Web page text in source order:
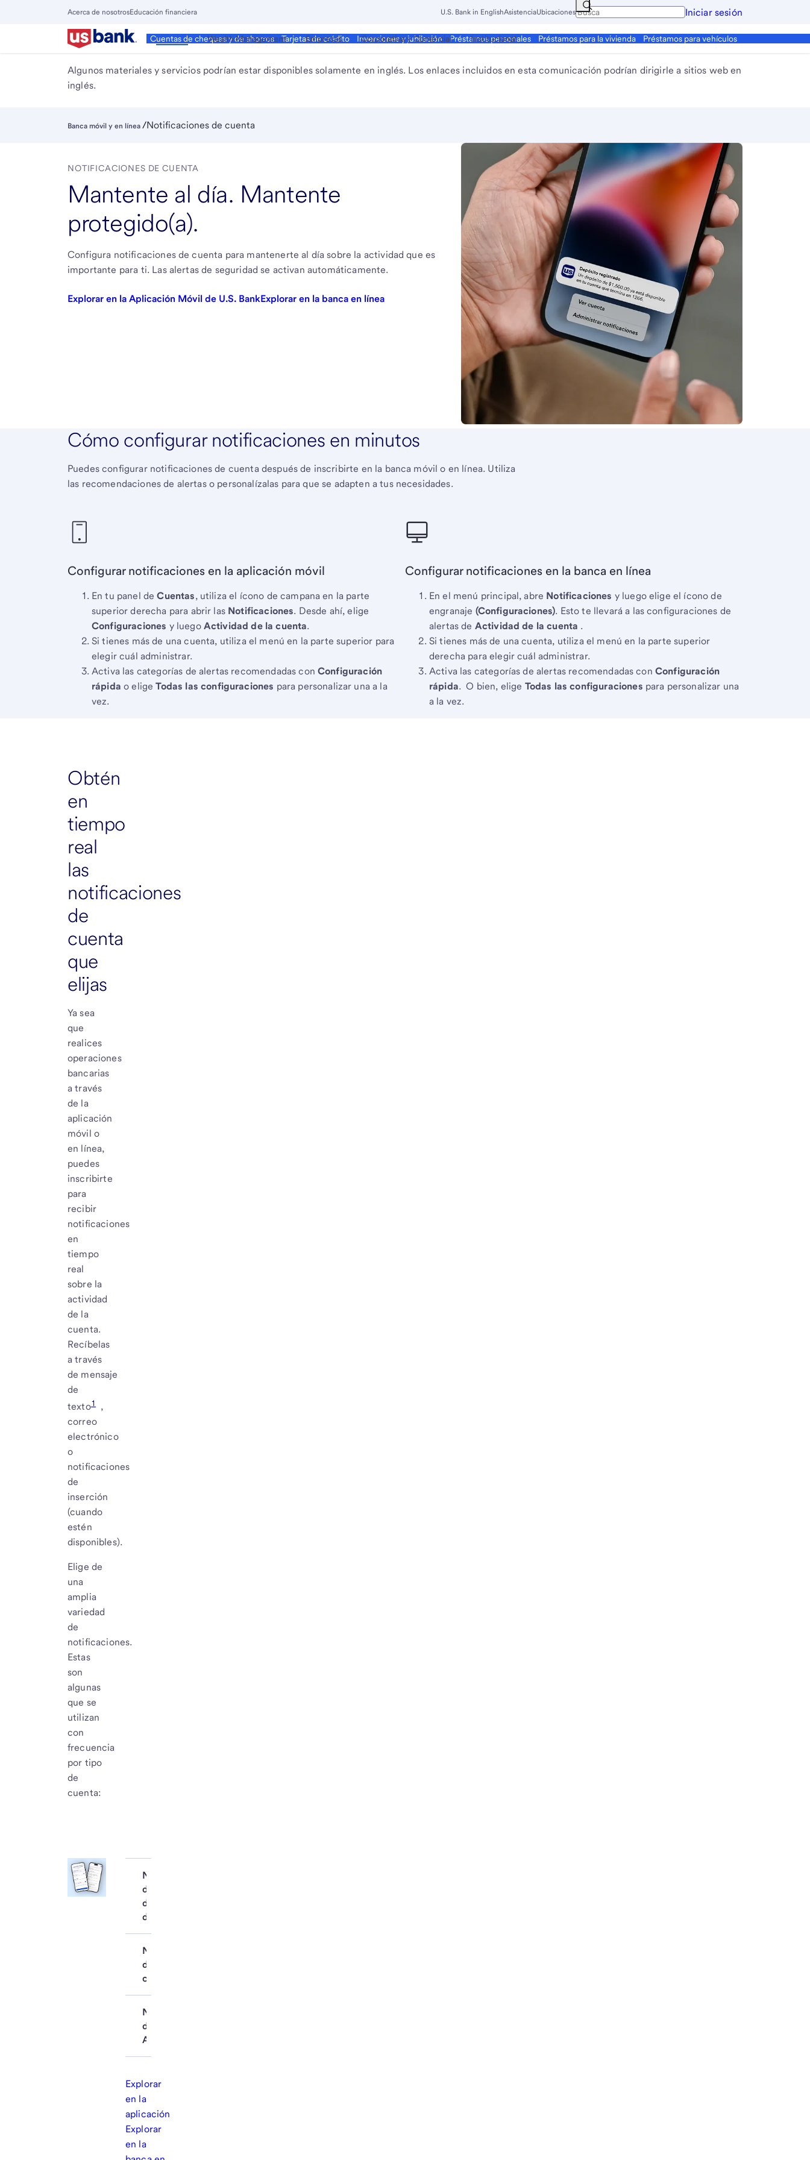
Acerca de nosotrosEducación financiera U.S. Bank in EnglishAsistenciaUbicaciones Iniciar sesión
Personal
Cuentas de cheques y de ahorros Tarjetas de crédito Inversiones y jubilación Préstamos personales Préstamos para la vivienda Préstamos para vehículos
Wealth Management Empresas Corporativa y Comercial Institucional
Cierra
Menú
Principal
Algunos materiales y servicios podrían estar disponibles solamente en inglés. Los enlaces incluidos en esta comunicación podrían dirigirle a sitios web en
inglés.
Banca móvil y en línea /Notificaciones de cuenta
NOTIFICACIONES DE CUENTA
Mantente al día. Mantente
protegido(a).
Configura notificaciones de cuenta para mantenerte al día sobre la actividad que es
importante para ti. Las alertas de seguridad se activan automáticamente.
Explorar en la Aplicación Móvil de U.S. BankExplorar en la banca en línea
Cómo configurar notificaciones en minutos
Puedes configurar notificaciones de cuenta después de inscribirte en la banca móvil o en línea. Utiliza
las recomendaciones de alertas o personalízalas para que se adapten a tus necesidades.
Configurar notificaciones en la aplicación móvil
En tu panel deCuentas, utiliza el ícono de campana en la parte
superior derecha para abrir las Notificaciones. Desde ahí, elige
Configuraciones y luego Actividad de la cuenta.
Si tienes más de una cuenta, utiliza el menú en la parte superior para
elegir cuál administrar.
Activa las categorías de alertas recomendadas con Configuración
rápida o eligeTodas las configuraciones para personalizar una a la
vez.
Configurar notificaciones en la banca en línea
En el menú principal, abre Notificaciones y luego elige el ícono de
engranaje (Configuraciones). Esto te llevará a las configuraciones de
alertas de Actividad de la cuenta .
Si tienes más de una cuenta, utiliza el menú en la parte superior
derecha para elegir cuál administrar.
Activa las categorías de alertas recomendadas con Configuración
rápida. O bien, elige Todas las configuraciones para personalizar una
a la vez.
Obtén
en
tiempo
real
las
notificaciones
de
cuenta
que
elijas
Ya sea
que
realices
operaciones
bancarias
a través
de la
aplicación
móvil o
en línea,
puedes
inscribirte
para
recibir
notificaciones
en
tiempo
real
sobre la
actividad
de la
cuenta.
Recíbelas
a través
de mensaje
de
texto1
,
correo
electrónico
o
notificaciones
de
inserción
(cuando
estén
disponibles).
Elige de
una
amplia
variedad
de
notificaciones.
Estas
son
algunas
que se
utilizan
con
frecuencia
por tipo
de
cuenta:
Notificaciones
de cuentas
de cheques y
de ahorros
Notificaciones
de tarjetas de
Notificaciones
de tarjetas de
ATM/débito
Explorar
en la
aplicación
Explorar
en la